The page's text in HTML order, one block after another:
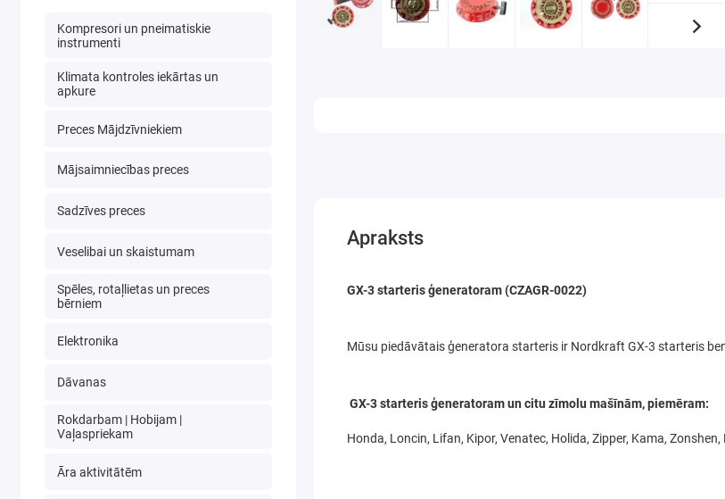
Kompresori un pneimatiskie
instrumenti
Klimata kontroles iekārtas un
apkure
Preces Mājdzīvniekiem
Mājsaimniecības preces
Sadzīves preces
Veselibai un skaistumam
Spēles, rotaļlietas un preces
bērniem
Elektronika
Dāvanas
Rokdarbam | Hobijam |
Vaļaspriekam
Āra aktivitātēm
Apraksts
GX-3 starteris ģeneratoram (CZAGR-0022)
Mūsu piedāvātais ģeneratora starteris ir Nordkraft GX-3 starteris
GX-3 starteris ģeneratoram un citu zīmolu mašīnām, piemēram:
Honda, Loncin, Lifan, Kipor, Venatec, Holida, Zipper, Kama,